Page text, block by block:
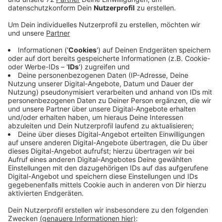
Veröffentlicht:Montag, 04.07.2022 11:00
Anzeige
In der Vorbereitung findet das Training immer 3x die
Woche statt. Mo, Mi und Fr von 19 Uhr - 20:30 Uhr.
Nach dem ersten Meisterschaftsspiel am 28.08.2022
sind die Trainingszeiten Mi & Fr von 19 Uhr - 20:30 Uhr.
Trainer der Damenmannschaft ist Stephan Zakrzewski.
Bei Interesse melden Sie sich beim FC Nordkirchen.
HIERgeht es zur Website.